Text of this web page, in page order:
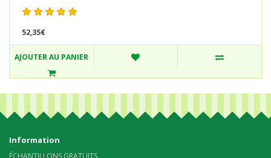
52,35€
AJOUTER AU PANIER
Information
ÉCHANTILLONS GRATUITS